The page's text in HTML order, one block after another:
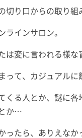
切り口からの取り組
ラインサロン。
は変に言われる様
って、カジュアル
くる人とか、謎に
か…
ったら、ありえな